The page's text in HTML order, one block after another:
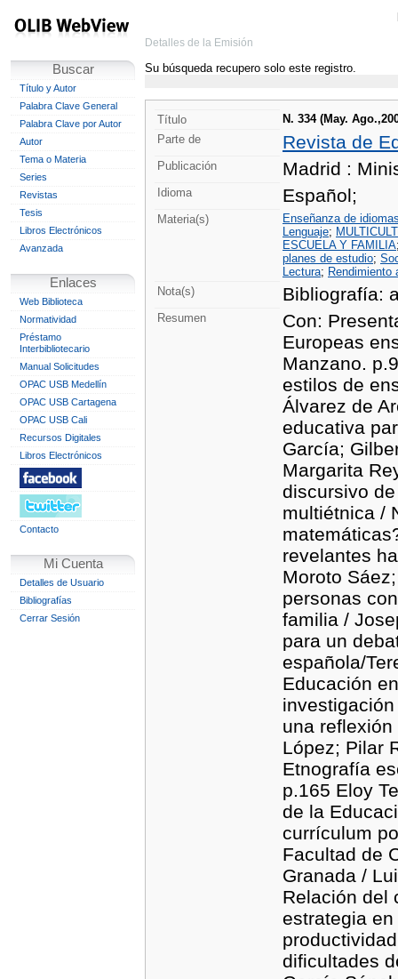
Buscar
Título y Autor
Palabra Clave General
Palabra Clave por Autor
Autor
Tema o Materia
Series
Revistas
Tesis
Libros Electrónicos
Avanzada
Enlaces
Web Biblioteca
Normatividad
Préstamo
Interbibliotecario
Manual Solicitudes
OPAC USB Medellín
OPAC USB Cartagena
OPAC USB Cali
Recursos Digitales
Libros Electrónicos
Contacto
Mi Cuenta
Detalles de Usuario
Bibliografías
Cerrar Sesión
Detalles de la Emisión
Su búsqueda recupero solo este registro.
Título
N. 334 (May.
Parte de
Revista de
Publicación Madrid :
Idioma Español;
Materia(s)
Enseñanza de
Lenguaje;
ESCUELA Y FAMILIA
planes de estudio;
Lectura; Rendimiento
Nota(s)
Bibliografía:
Resumen
Con:
Europeas
Manzano.
estilos de
Álvarez de
educativa
García;
Margarita
discursivo
multiétnica /
revelantes
Moroto
personas
familia /
para un
española/
Educación
una
López; Pilar
Etnografía
p.165 Eloy
de la
currículum
Facultad de
Granada /
Relación del
estrategia
dificultades